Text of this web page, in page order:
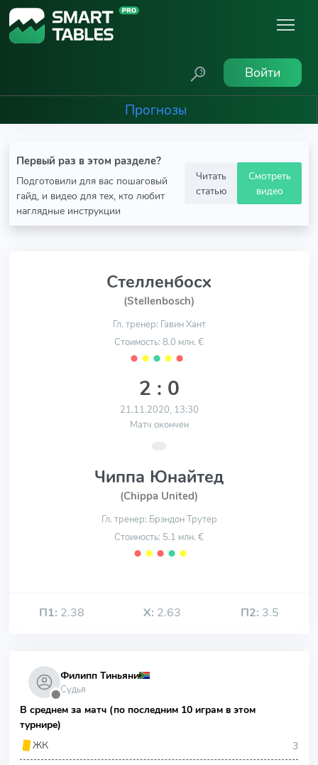
Войти
Прогнозы
Первый раз в этом разделе?
Подготовили для вас пошаговый
гайд, и видео для тех, кто любит
наглядные инструкции
Читать
статью
Смотреть
видео
Стелленбосх
(Stellenbosch)
Гл. тренер: Гавин Хант
Стоимость: 8.0 млн. €
⬤ ⬤ ⬤ ⬤ ⬤
2 : 0
21.11.2020, 13:30
Матч окончен
Чиппа Юнайтед
(Chippa United)
Гл. тренер: Брэндон Трутер
Стоимость: 5.1 млн. €
⬤ ⬤ ⬤ ⬤ ⬤
П1: 2.38 Х: 2.63 П2: 3.5
⬤
Филипп Тиньяни
Судья
В среднем за матч (по последним 10 играм в этом
турнире)
ЖК
3